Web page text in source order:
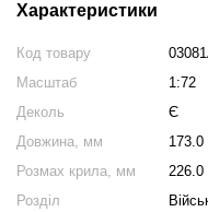
Характеристики
Код товару
Масштаб
1:72
Деколь
Є
Довжина, мм
173.0
Розмах крила, мм
226.0
Розділ